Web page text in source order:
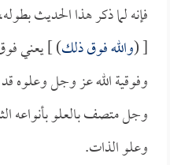
فإنه لما ذكر هذا الحديث
[ (والله فوق ذلك) ] يعني
وفوقية الله عز وجل وعلوه
وجل متصف بالعلو بأنواعه
وعلو الذات.